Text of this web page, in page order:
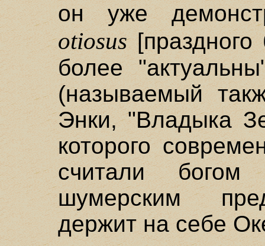
он уже
otiosus[праздного
более
(называемый
Энки, "Владыка
которого
считали
шумерским
держит на себе